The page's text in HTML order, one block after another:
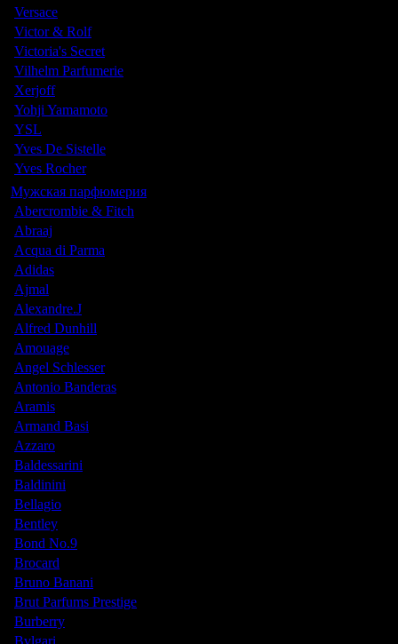
Versace
Victor & Rolf
Victoria's Secret
Vilhelm Parfumerie
Xerjoff
Yohji Yamamoto
YSL
Yves De Sistelle
Yves Rocher
Мужская парфюмерия
Abercrombie & Fitch
Abraaj
Acqua di Parma
Adidas
Ajmal
Alexandre.J
Alfred Dunhill
Amouage
Angel Schlesser
Antonio Banderas
Aramis
Armand Basi
Azzaro
Baldessarini
Baldinini
Bellagio
Bentley
Bond No.9
Brocard
Bruno Banani
Brut Parfums Prestige
Burberry
Bvlgari